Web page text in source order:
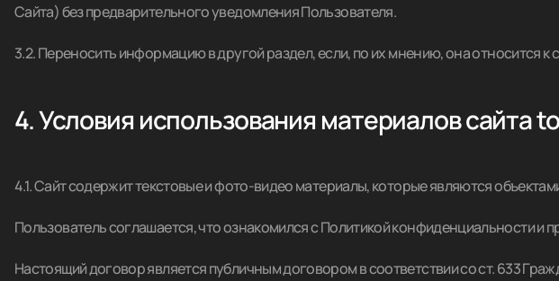
Сайта) без предварительного уведомления Пользователя.
3.2. Переносить информацию в другой раздел, если, по их мнению, она относится к
4. Условия использования материалов сайта
4.1. Сайт содержит текстовые и фото-видео материалы, которые являются
Пользователь соглашается, что ознакомился с Политикой конфиденциальности и
Настоящий договор является публичным договором в соответствии со ст. 633